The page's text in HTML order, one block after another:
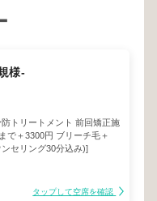
様-
トリートメント 前回矯正施
で＋3300円 ブリーチ毛＋
セリング30分込み)]
タップして空席を確認